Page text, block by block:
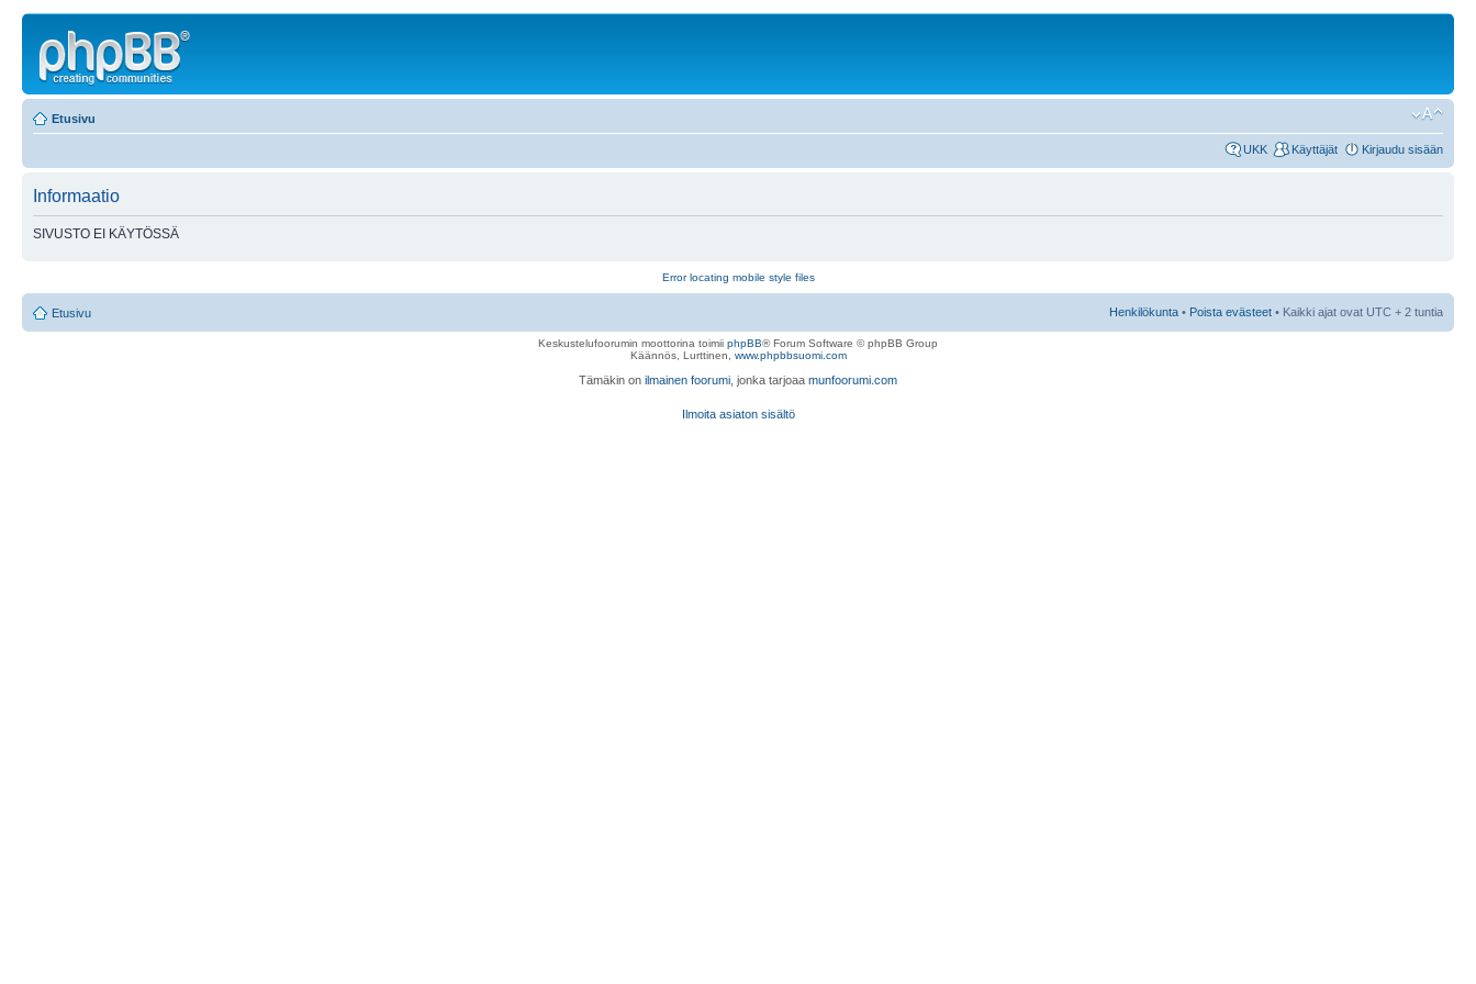
Etusivu
UKK Käyttäjät Kirjaudu sisään
Informaatio
SIVUSTO EI KÄYTÖSSÄ
Error locating mobile style files
Etusivu Henkilökunta • Poista evästeet • Kaikki ajat ovat UTC + 2 tuntia
Keskustelufoorumin moottorina toimii phpBB® Forum Software © phpBB Group
Käännös, Lurttinen, www.phpbbsuomi.com
Tämäkin on ilmainen foorumi , jonka tarjoaa munfoorumi.com
Ilmoita asiaton sisältö